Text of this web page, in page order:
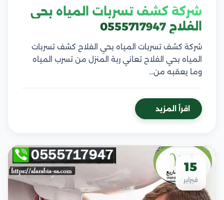
شركة كشف تسربات المياه بحي
الفلاح 0555717947
شركة كشف تسربات المياه بحي الفلاح كشف تسربات
المياه بحي الفلاح تعاني ربة المنزل من تسرب المياه
وما يعقبه من…
اقرأ المزيد
15
فبراير